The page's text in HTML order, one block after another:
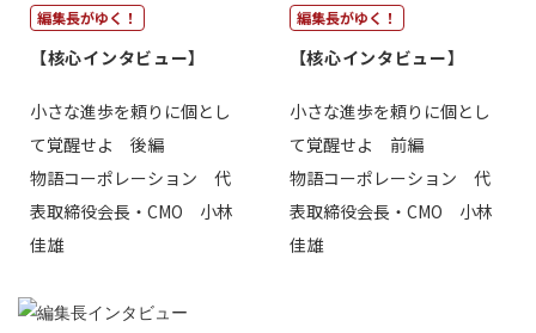
編集長がゆく！
【核心インタビュー】
小さな進歩を頼りに個とし
て覚醒せよ 後編
物語コーポレーション 代
表取締役会長・CMO 小林
佳雄
編集長がゆく！
【核心インタビュー】
小さな進歩を頼りに個とし
て覚醒せよ 前編
物語コーポレーション 代
表取締役会長・CMO 小林
佳雄